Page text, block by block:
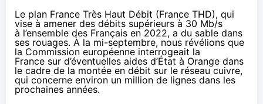
Le plan France Très Haut Débit (France THD), qui
vise à amener des débits supérieurs à 30 Mb/s
à l’ensemble des Français en 2022, a du sable dans
ses rouages. À la mi-septembre, nous révélions que
la Commission européenne interrogeait la
France sur d’éventuelles aides d’État à Orange dans
le cadre de la montée en débit sur le réseau cuivre,
qui concerne environ un million de lignes dans les
prochaines années.